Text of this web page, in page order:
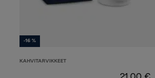
-16 %
KAHVITARVIKKEET